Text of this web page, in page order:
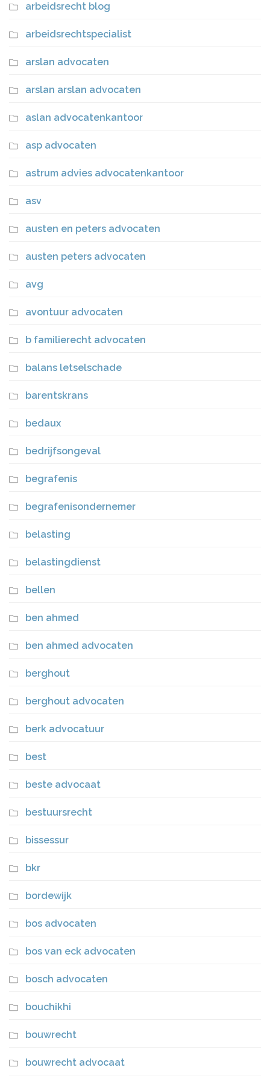
arbeidsrecht blog
arbeidsrechtspecialist
arslan advocaten
arslan arslan advocaten
aslan advocatenkantoor
asp advocaten
astrum advies advocatenkantoor
asv
austen en peters advocaten
austen peters advocaten
avg
avontuur advocaten
b familierecht advocaten
balans letselschade
barentskrans
bedaux
bedrijfsongeval
begrafenis
begrafenisondernemer
belasting
belastingdienst
bellen
ben ahmed
ben ahmed advocaten
berghout
berghout advocaten
berk advocatuur
best
beste advocaat
bestuursrecht
bissessur
bkr
bordewijk
bos advocaten
bos van eck advocaten
bosch advocaten
bouchikhi
bouwrecht
bouwrecht advocaat